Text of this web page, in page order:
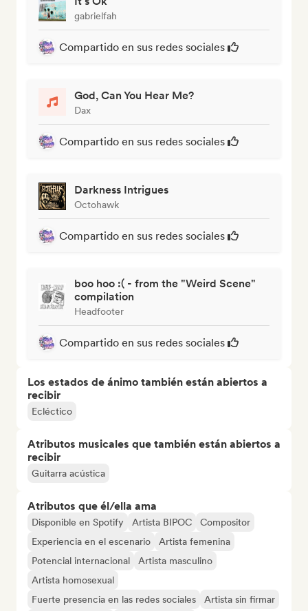
gabrielfah
Compartido en sus redes sociales
God, Can You Hear Me?
Dax
Compartido en sus redes sociales
Darkness Intrigues
Octohawk
Compartido en sus redes sociales
boo hoo :( - from the "Weird Scene"
compilation
Headfooter
Compartido en sus redes sociales
Los estados de ánimo también están abiertos a
recibir
Ecléctico
Atributos musicales que también están abiertos a
recibir
Guitarra acústica
Atributos que él/ella ama
Disponible en Spotify Artista BIPOC
Compositor
Experiencia en el escenario
Artista femenina
Potencial internacional
Artista masculino
Artista homosexual
Fuerte presencia en las redes sociales
Artista sin firmar